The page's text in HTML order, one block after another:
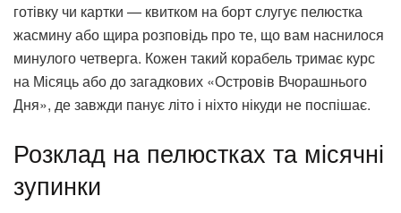
готівку чи картки — квитком на борт слугує пелюстка
жасмину або щира розповідь про те, що вам наснилося
минулого четверга. Кожен такий корабель тримає курс
на Місяць або до загадкових «Островів Вчорашнього
Дня», де завжди панує літо і ніхто нікуди не поспішає.
Розклад на пелюстках та місячні
зупинки